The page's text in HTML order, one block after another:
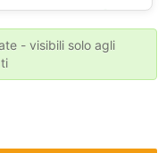
💕
- visibili solo agli